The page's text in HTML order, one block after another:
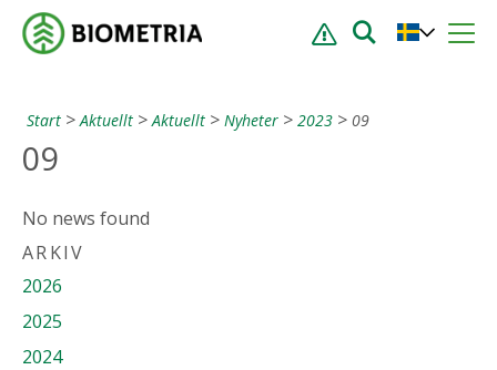
Start Aktuellt Aktuellt Nyheter 2023 09
09
No news found
ARKIV
2026
2025
2024